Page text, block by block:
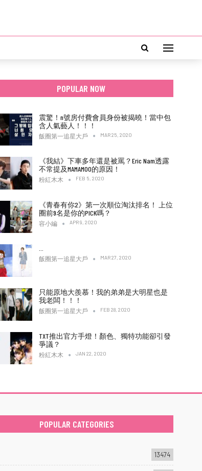
POPULAR NOW
震驚！n號房付費會員身份被揭曉！當中包
含人氣藝人！！！
飯圈第一追星大戶 MAR 25, 2020
《我結》下車多年還是被罵？Eric Nam透露
不常提及MAMAMOO的原因！
粉紅木木 FEB 5, 2020
《青春有你2》第一次順位淘汰排名！ 上位
圈前9名是你的PICK嗎？
容小編 APR 9, 2020
飯圈第一追星大戶 MAR 27, 2020
只能原地大羨慕！我的弟弟是大明星也是
我老闆！！！
飯圈第一追星大戶 FEB 28, 2020
TXT推出官方手燈！顏色、獨特功能卻引發
爭議？
粉紅木木 JAN 22, 2020
POPULAR CATEGORIES
13474